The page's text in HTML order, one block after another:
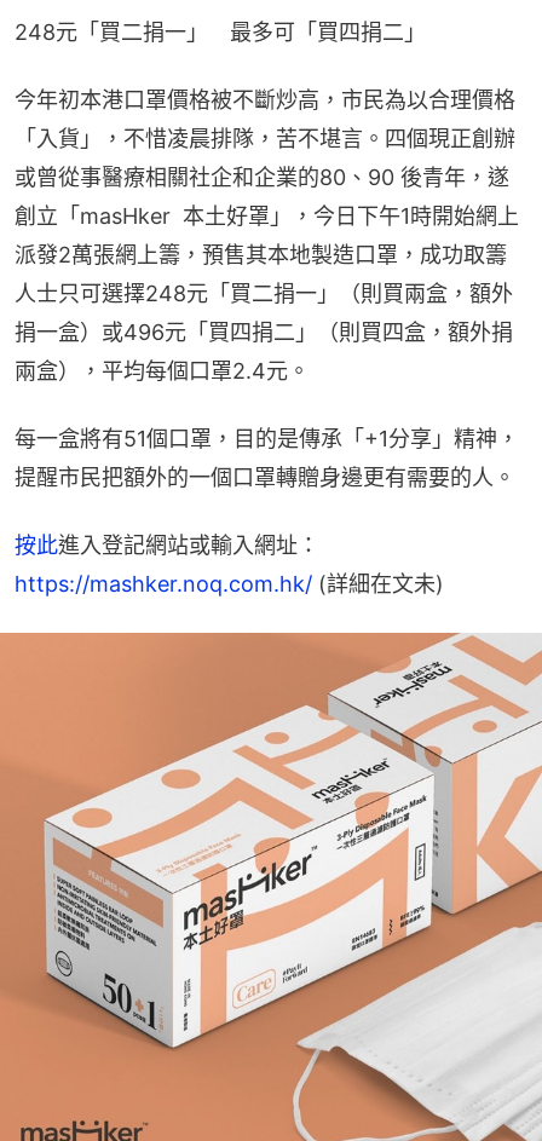
248元「買二捐一」　最多可「買四捐二」
今年初本港口罩價格被不斷炒高，市民為以合理價格
「入貨」，不惜凌晨排隊，苦不堪言。四個現正創辦
或曾從事醫療相關社企和企業的80、90 後青年，遂
創立「masHker  本土好罩」，今日下午1時開始網上
派發2萬張網上籌，預售其本地製造口罩，成功取籌
人士只可選擇248元「買二捐一」（則買兩盒，額外
捐一盒）或496元「買四捐二」（則買四盒，額外捐
兩盒），平均每個口罩2.4元。
每一盒將有51個口罩，目的是傳承「+1分享」精神，
提醒市民把額外的一個口罩轉贈身邊更有需要的人。
按此進入登記網站或輸入網址：
https://mashker.noq.com.hk/ (詳細在文未)